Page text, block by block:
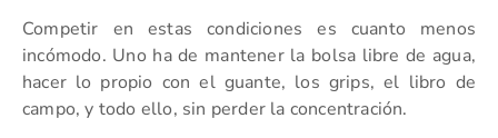
Competir en estas condiciones es cuanto menos
incómodo. Uno ha de mantener la bolsa libre de agua,
hacer lo propio con el guante, los grips, el libro de
campo, y todo ello, sin perder la concentración.